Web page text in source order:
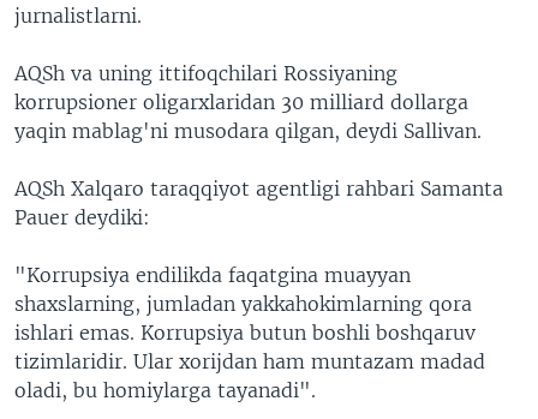
jurnalistlarni.
AQSh va uning ittifoqchilari Rossiyaning
korrupsioner oligarxlaridan 30 milliard dollarga
yaqin mablag'ni musodara qilgan, deydi Sallivan.
AQSh Xalqaro taraqqiyot agentligi rahbari Samanta
Pauer deydiki:
"Korrupsiya endilikda faqatgina muayyan
shaxslarning, jumladan yakkahokimlarning qora
ishlari emas. Korrupsiya butun boshli boshqaruv
tizimlaridir. Ular xorijdan ham muntazam madad
oladi, bu homiylarga tayanadi".